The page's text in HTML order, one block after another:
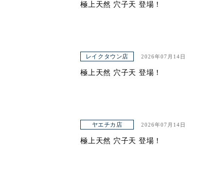
極上天然 穴子天 登場！
レイクタウン店 2026年07月14日
極上天然 穴子天 登場！
ヤエチカ店 2026年07月14日
極上天然 穴子天 登場！